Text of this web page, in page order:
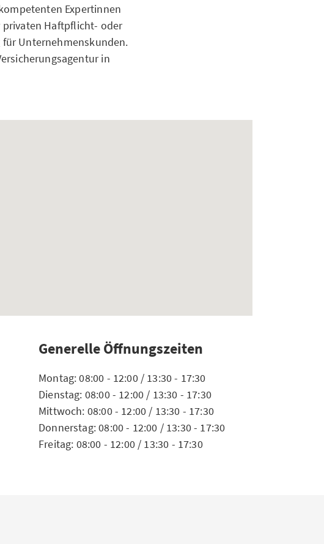
Expertinnen
privaten Haftpflicht- oder
Unternehmenskunden.
in
Generelle Öffnungszeiten
Montag: 08:00 - 12:00 / 13:30 - 17:30
Dienstag: 08:00 - 12:00 / 13:30 - 17:30
Mittwoch: 08:00 - 12:00 / 13:30 - 17:30
Donnerstag: 08:00 - 12:00 / 13:30 - 17:30
Freitag: 08:00 - 12:00 / 13:30 - 17:30